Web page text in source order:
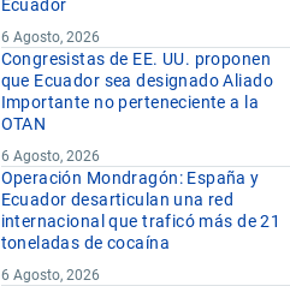
Ecuador
6 Agosto, 2026
Congresistas de EE. UU. proponen
que Ecuador sea designado Aliado
Importante no perteneciente a la
OTAN
6 Agosto, 2026
Operación Mondragón: España y
Ecuador desarticulan una red
internacional que traficó más de 21
toneladas de cocaína
6 Agosto, 2026